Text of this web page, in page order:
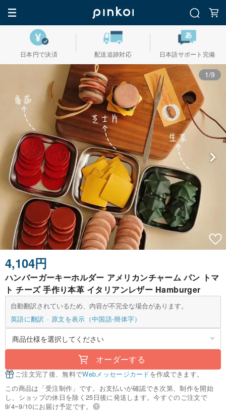
日本円で決済 配送追跡対応 日本語サポート完備
1/9
4,104円
ハンバーガーキーホルダー アメリカンチャーム パン トマ
ト チーズ 手作り本革 イタリアンレザー Hamburger
自動翻訳されているため、内容が不完全な場合があります。
英語に翻訳
原文を表示（中国語-簡体字）
オーダーする
ご注文完了後、無料でWebメッセージカードを作成できます。
この商品は「受注制作」です。お支払いが確認でき次第、制作を開始
し、ショップの休日を除く25日後に発送します。今すぐのご注文で
9/4~9/10にお届け予定です。